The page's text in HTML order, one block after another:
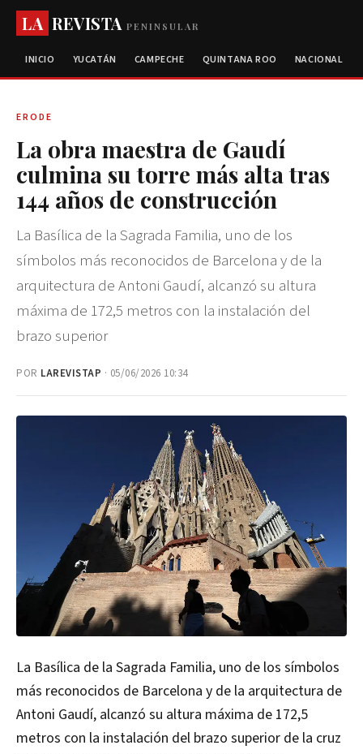
LA REVISTAPENINSULAR
INICIO YUCATÁN CAMPECHE QUINTANA ROO NACIONAL
ERODE
La obra maestra de Gaudí
culmina su torre más alta tras
144 años de construcción
La Basílica de la Sagrada Familia, uno de los
símbolos más reconocidos de Barcelona y de la
arquitectura de Antoni Gaudí, alcanzó su altura
máxima de 172,5 metros con la instalación del
brazo superior
POR LAREVISTAP · 05/06/2026 10:34
La Basílica de la Sagrada Familia, uno de los símbolos
más reconocidos de Barcelona y de la arquitectura de
Antoni Gaudí, alcanzó su altura máxima de 172,5
metros con la instalación del brazo superior de la cruz